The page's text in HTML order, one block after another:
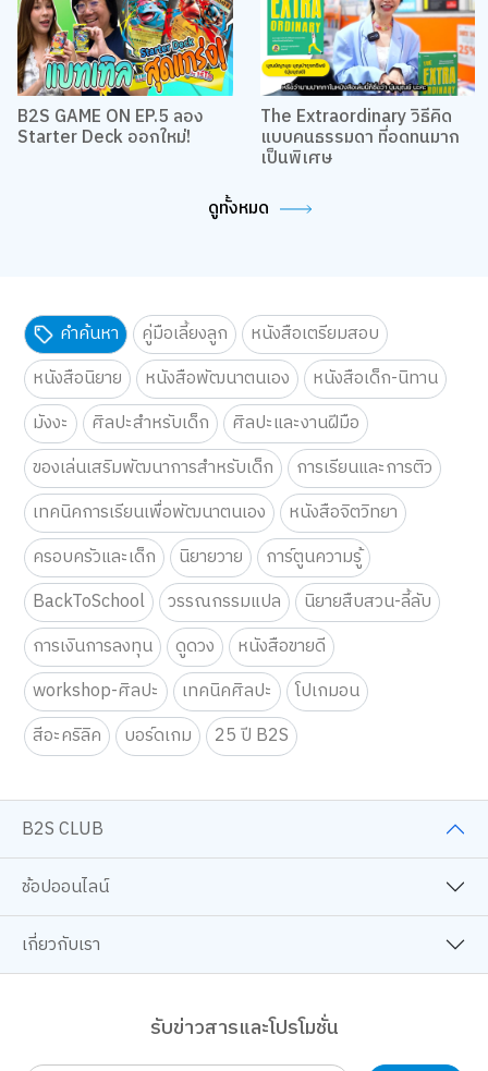
B2S GAME ON EP.5 ลอง
Starter Deck ออกใหม่!
The Extraordinary วิธีคิด
แบบคนธรรมดา ที่อดทนมาก
เป็นพิเศษ
ดูทั้งหมด
คำค้นหา คู่มือเลี้ยงลูก
หนังสือเตรียมสอบ
หนังสือนิยาย
หนังสือพัฒนาตนเอง
หนังสือเด็ก-นิทาน
มังงะ
ศิลปะสำหรับเด็ก
ศิลปะและงานฝีมือ
ของเล่นเสริมพัฒนาการสำหรับเด็ก
การเรียนและการติว
เทคนิคการเรียนเพื่อพัฒนาตนเอง
หนังสือจิตวิทยา
ครอบครัวและเด็ก
นิยายวาย
การ์ตูนความรู้
BackToSchool
วรรณกรรมแปล
นิยายสืบสวน-ลี้ลับ
การเงินการลงทุน
ดูดวง
หนังสือขายดี
workshop-ศิลปะ
เทคนิคศิลปะ
โปเกมอน
สีอะคริลิค
บอร์ดเกม 25 ปี B2S
B2S CLUB
ช้อปออนไลน์
เกี่ยวกับเรา
รับข่าวสารและโปรโมชั่น